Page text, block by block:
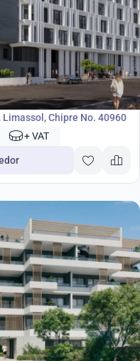
Chipre No. 40960
+ VAT